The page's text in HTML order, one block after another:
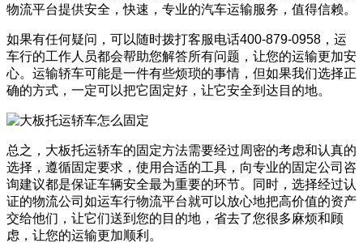
物流平台提供安全，快速，专业的汽车运输服务，值得信赖。
如果有任何疑问，可以随时拨打客服电话400-879-0958，运
车行的工作人员都会帮助您解答所有问题，让您的运输更加安
心。运输轿车可能是一件有些烦琐的事情，但如果我们选择正
确的方式，一定可以把它固定好，让它安全到达目的地。
总之，大板托运轿车的固定方法需要经过周密的考虑和认真的
选择，遵循固定要求，使用合适的工具，向专业的固定公司咨
询建议都是保证车辆安全最为重要的环节。同时，选择经过认
证的物流公司如运车行物流平台就可以放心地把高价值的资产
交给他们，让它们送到您的目的地，省去了您很多麻烦和顾
虑，让您的运输更加顺利。